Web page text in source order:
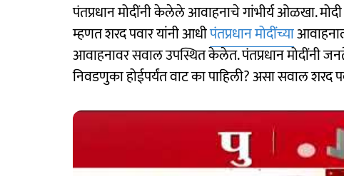
पंतप्रधान मोदींनी केलेले आवाहनाचे गांभीर्य ओळखा. मोदी
म्हणत शरद पवार यांनी आधीपंतप्रधान मोदींच्या
आवाहनावर सवाल उपस्थित केलेत. पंतप्रधान मोदींनी
निवडणुका होईपर्यंत वाट का पाहिली? असा सवाल शरद